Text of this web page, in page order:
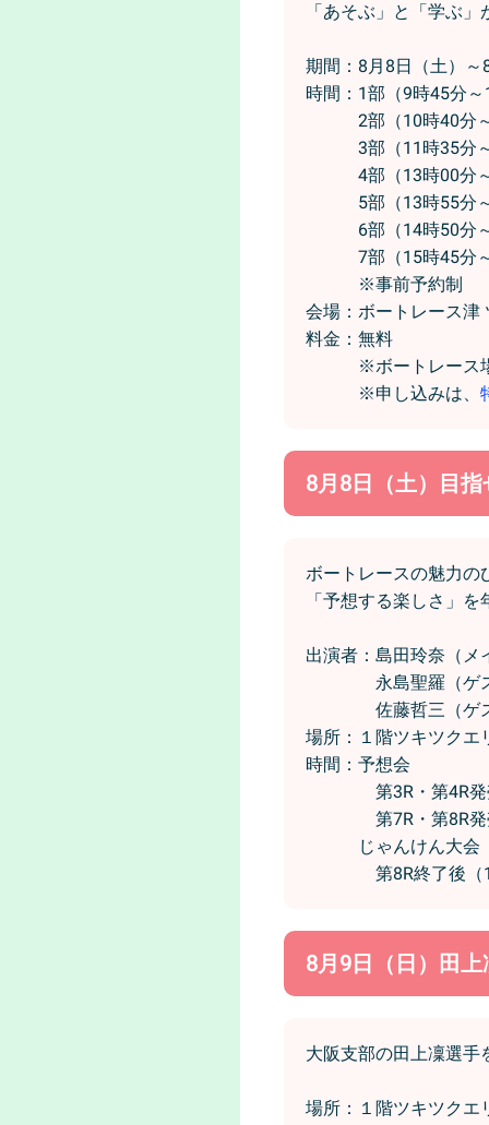
「あそぶ」と「学ぶ
期間：8月8日（土）～
時間：1部（9時45分
2部（10時40分～
3部（11時35分～
4部（13時00分～
5部（13時55分～
6部（14時50分～
7部（15時45分～
※事前予約制
会場：ボートレース津
料金：無料
※ボートレース場
※申し込みは、
8月8日（土）目
ボートレースの魅力の
「予想する楽しさ」
出演者：島田玲奈（メ
永島聖羅（ゲス
佐藤哲三（ゲス
場所：１階ツキツクエ
時間：予想会
第3R・第4R発売
第7R・第8R発売
じゃんけん大会
第8R終了後（14
8月9日（日）田
大阪支部の田上凜選手
場所：１階ツキツクエ